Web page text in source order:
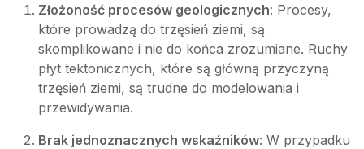
Złożoność procesów geologicznych: Procesy,
które prowadzą do trzęsień ziemi, są
skomplikowane i nie do końca zrozumiane. Ruchy
płyt tektonicznych, które są główną przyczyną
trzęsień ziemi, są trudne do modelowania i
przewidywania.
Brak jednoznacznych wskaźników: W przypadku